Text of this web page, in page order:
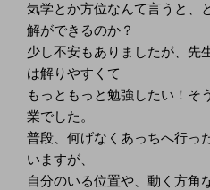
気学とか方位なんて言うと、
解ができるのか？
少し不安もありましたが、先
は解りやすくて
もっともっと勉強したい！そ
業でした。
普段、何げなくあっちへ行っ
いますが、
自分のいる位置や、動く方角